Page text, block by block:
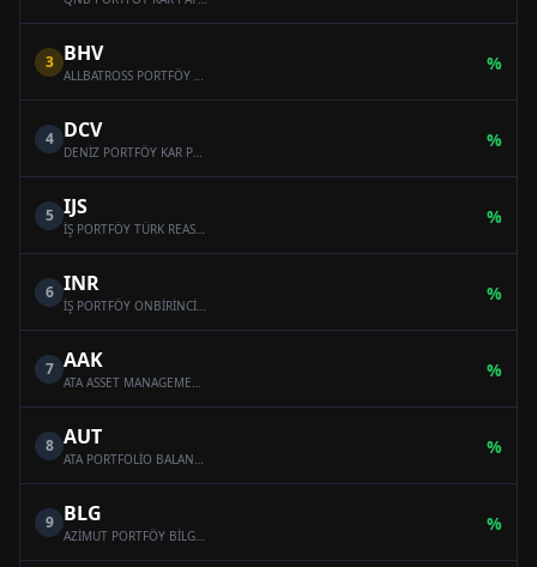
3 BHV
ALLBATROSS PORTFÖY BAHAR HİSSE SENEDİ SERBEST FON (HİSSE SENEDİ YOĞUN FON)
%
4 DCV
DENİZ PORTFÖY KAR PAYI ÖDEYEN SERBEST (DÖVİZ) FON
%
5 IJS
İŞ PORTFÖY TÜRK REASÜRANS SERBEST ÖZEL FON
%
6 INR
İŞ PORTFÖY ONBİRİNCİ SERBEST (DÖVİZ) FON
%
7 AAK
ATA ASSET MANAGEMENT MULTI-ASSET VARIABLE FUND
%
8 AUT
ATA PORTFOLİO BALANCED VARİABLE FUND
%
9 BLG
AZİMUT PORTFÖY BİLGE SERBEST ÖZEL FON
%